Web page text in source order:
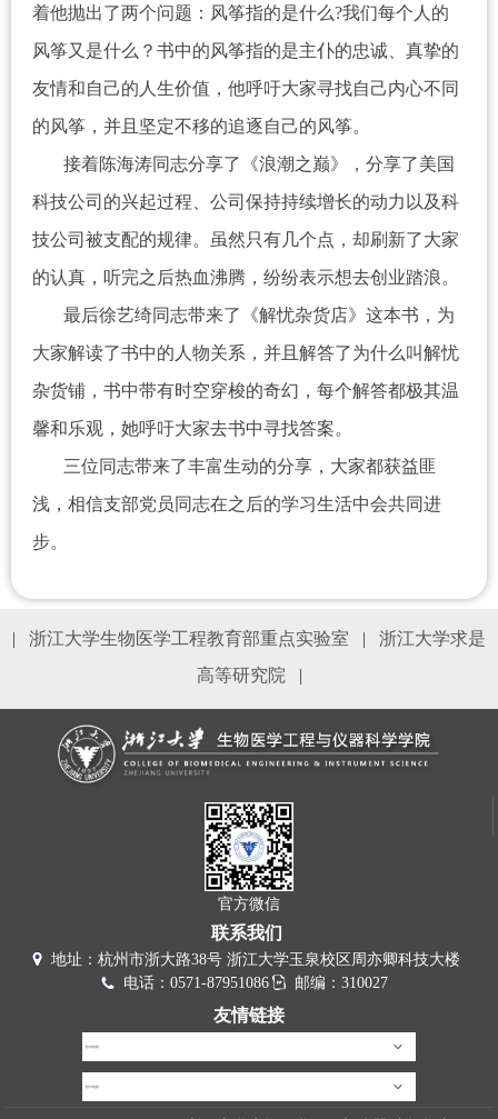
着他抛出了两个问题：风筝指的是什么?我们每个人的
风筝又是什么？书中的风筝指的是主仆的忠诚、真挚的
友情和自己的人生价值，他呼吁大家寻找自己内心不同
的风筝，并且坚定不移的追逐自己的风筝。
接着陈海涛同志分享了《浪潮之巅》，分享了美国
科技公司的兴起过程、公司保持持续增长的动力以及科
技公司被支配的规律。虽然只有几个点，却刷新了大家
的认真，听完之后热血沸腾，纷纷表示想去创业踏浪。
最后徐艺绮同志带来了《解忧杂货店》这本书，为
大家解读了书中的人物关系，并且解答了为什么叫解忧
杂货铺，书中带有时空穿梭的奇幻，每个解答都极其温
馨和乐观，她呼吁大家去书中寻找答案。
三位同志带来了丰富生动的分享，大家都获益匪
浅，相信支部党员同志在之后的学习生活中会共同进
步。
| 浙江大学生物医学工程教育部重点实验室 |
浙江大学求是
高等研究院
|
官方微信
联系我们
地址：杭州市浙大路38号 浙江大学玉泉校区周亦卿科技大楼
电话：0571-87951086
邮编：310027
友情链接
校内链接
校外链接